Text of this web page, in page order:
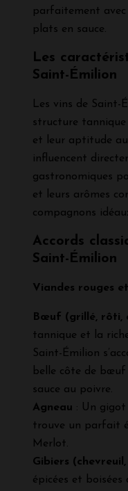
parfaitement avec
plats en sauce.
Les
Saint-Émilion
Les vins de Saint-
structure tannique
et leur aptitude au
influencent
gastronomiques
et leurs arômes
compagnons
Accords
Saint-Émilion
Viandes rouges
Bœuf (grillé, rôti,
tannique et la
Saint-Émilion
belle côte de
sauce au poivre.
Agneau : Un gigot
trouve un parfait
Merlot.
Gibiers
épicées et boisées